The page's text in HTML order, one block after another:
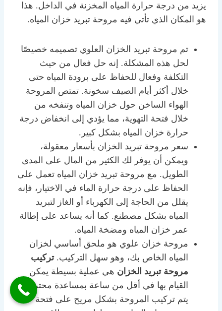
يزيد من درجة حرارة المياه المخزنة في الداخل. هذا
هو المكان الذي تأتي فيه مروحة تبريد خزان المياه.
تم مروحة تبريد الخزان العلوي تصميمه خصيصًا
لحل هذه المشكلة. إنه حل فعال من حيث
التكلفة وفعال للحفاظ على برودة المياه حتى
خلال أكثر أيام الصيف سخونة. تمتص المروحة
الهواء الساخن حول خزان المياه وتنفخه من
خلال فتحة التهوية، مما يؤدي إلى انخفاض درجة
حرارة خزان المياه بشكل كبير.
سعر مروحة تبريد الخزان بأسعار معقولة،
ويمكن أن يوفر لك الكثير من المال على المدى
الطويل. مع مروحة تبريد خزان المياه تعمل على
الحفاظ على درجة حرارة الماء في الاختيار، فإنه
يقلل من الحاجة إلى الكهرباء أو الغاز لتبريد
المياه بشكل مصطنع. كما أنه يساعد على إطالة
عمر خزان المياه ومضخة المياه.
مروحة خزان علوي هو ملحق أساسي لخزان
المياه الخاص بك، وهو سهل التركيب. تركيب
مروحة تبريد الخزان هي عملية بسيطة يمكن
القيام بها في أقل من ساعة بمساعدة محترف.
يتم تركيب المروحة بشكل مريح على فتحة